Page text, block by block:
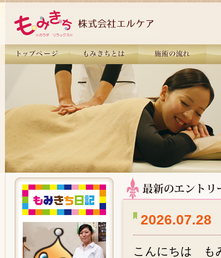
2026.07.28
こんにちは も